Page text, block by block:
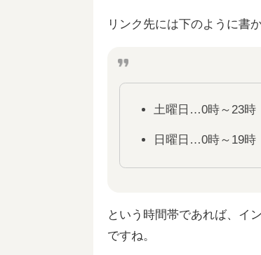
リンク先には下のように書
土曜日…0時～23時
日曜日…0時～19時
という時間帯であれば、イ
ですね。